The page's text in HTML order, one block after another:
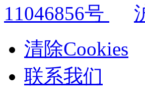
11046856号
清除Cookies
联系我们